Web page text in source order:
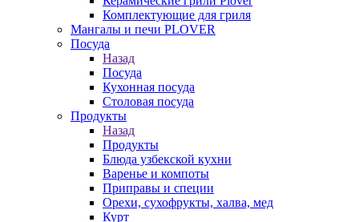
Комплектующие для гриля
Мангалы и печи PLOVER
Посуда
Назад
Посуда
Кухонная посуда
Столовая посуда
Продукты
Назад
Продукты
Блюда узбекской кухни
Варенье и компоты
Приправы и специи
Орехи, сухофрукты, халва, мед
Курт